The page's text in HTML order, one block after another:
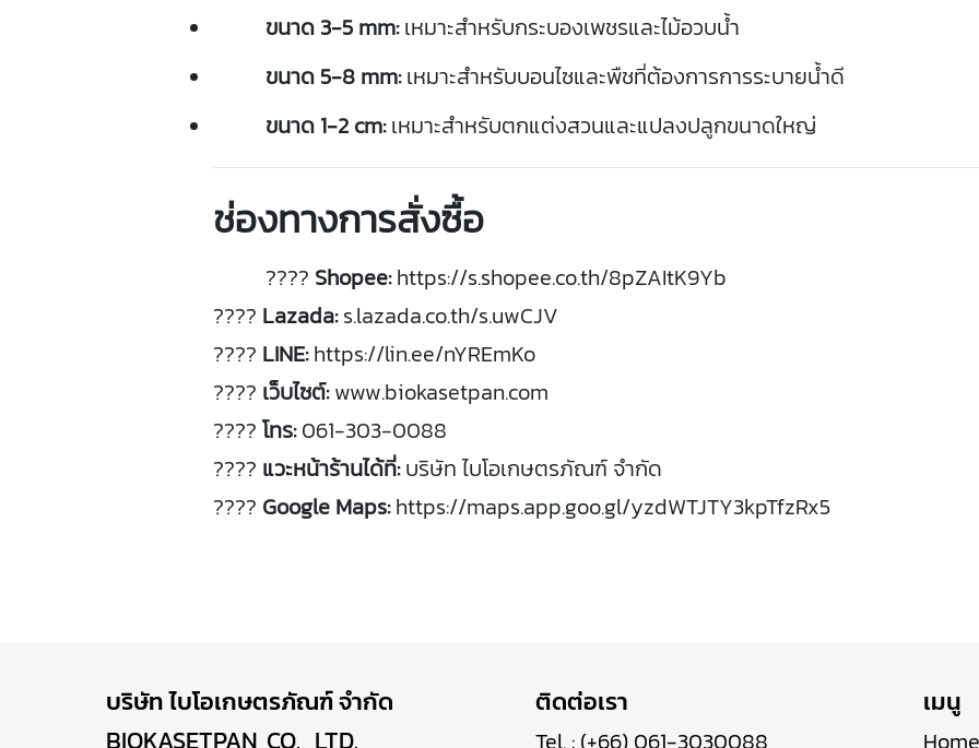
ขนาด 3-5 mm: เหมาะสำหรับกระบองเพชรและไม้อวบน้ำ
ขนาด 5-8 mm: เหมาะสำหรับบอนไซและพืชที่ต้องการการระบายน้ำดี
ขนาด 1-2 cm: เหมาะสำหรับตกแต่งสวนและแปลงปลูกขนาดใหญ่
ช่องทางการสั่งซื้อ
???? Shopee:https://s.shopee.co.th/8pZAItK9Yb
???? Lazada:s.lazada.co.th/s.uwCJV
???? LINE:https://lin.ee/nYREmKo
???? เว็บไซต์:www.biokasetpan.com
????โทร:061-303-0088
???? แวะหน้าร้านได้ที่:บริษัทไบโอเกษตรภัณฑ์ จำกัด
????️ Google Maps:https://maps.app.goo.gl/yzdWTJTY3kpTfzRx5
บริษัท ไบโอเกษตรภัณฑ์ จำกัด
ติดต่อเรา เมนู